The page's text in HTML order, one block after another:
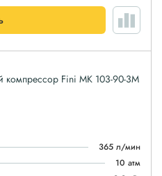
Fini MK 103-90-3M
365 л/мин
10 атм